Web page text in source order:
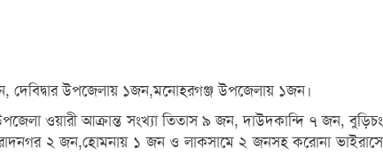
উপজেলায় ১জন,মনোহরগঞ্জ উপজেলায় ১জন।
ওয়ারী আক্রান্ত সংখ্যা তিতাস ৯ জন, দাউদকান্দি ৭ জন, বুড়িচং
২ জন,হোমনায় ১ জন ও লাকসামে ২ জনসহ ক‌রোনা ভাইরা‌সে